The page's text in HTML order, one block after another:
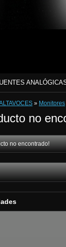
» Monitores
no
no encontrado!